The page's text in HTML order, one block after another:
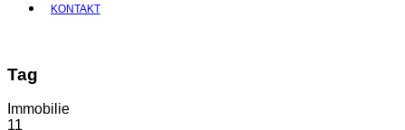
KONTAKT
Tag
Immobilie
11